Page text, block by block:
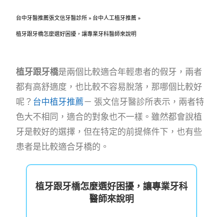
台中牙醫推薦張文信牙醫診所 » 台中人工植牙推薦 »
植牙跟牙橋怎麼選好困擾，讓專業牙科醫師來說明
植牙跟牙橋是兩個比較適合年輕患者的假牙，兩者
都有高舒適度，也比較不容易脫落，那哪個比較好
呢？ 台中植牙推薦－ 張文信牙醫診所表示，兩者特
色大不相同，適合的對象也不一樣。雖然都會說植
牙是較好的選擇，但在特定的前提條件下，也有些
患者是比較適合牙橋的。
植牙跟牙橋怎麼選好困擾，讓專業牙科
醫師來說明